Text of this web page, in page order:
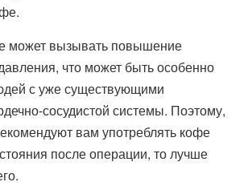
может вызывать повышение
что может быть особенно
с уже существующими
сосудистой системы. Поэтому,
вам употреблять кофе
после операции, то лучше